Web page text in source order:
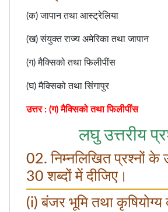
(क) जापान तथा आस्ट्रेलिया
(ख) संयुक्त राज्य अमेरिका तथा जापान
(ग) मैक्सिको तथा फिलीपींस
(घ) मैक्सिको तथा सिंगापुर
उत्तर : (ग) मैक्सिको तथा फिलीपींस
लघु उत्तरीय
02. निम्नलिखित प्रश्नों के
30 शब्दों में दीजिए।
(i) बंजर भूमि तथा कृषियोग्य